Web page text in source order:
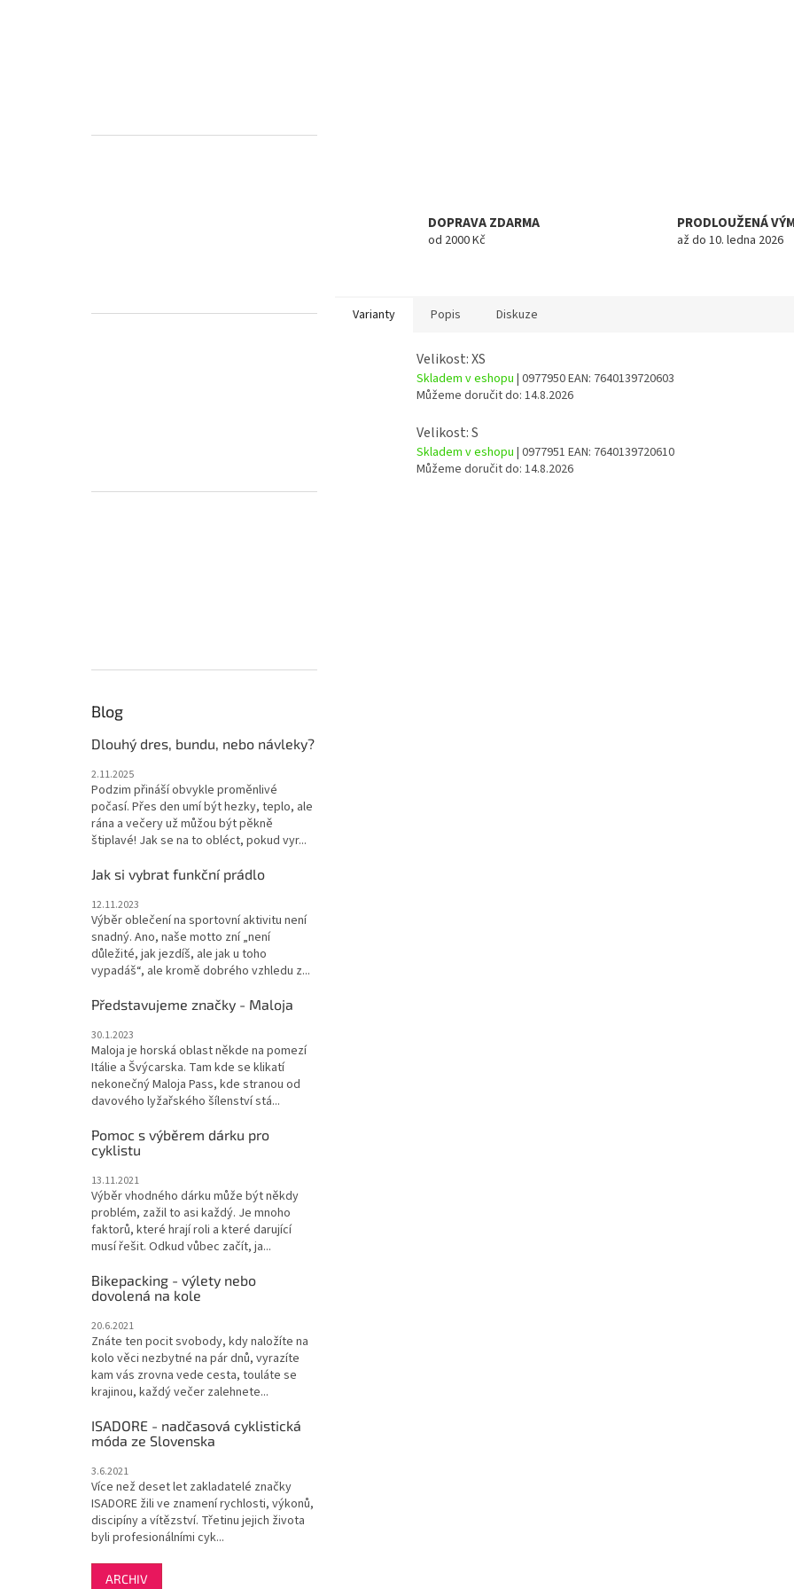
Blog
Dlouhý dres, bundu, nebo návleky?
2.11.2025
Podzim přináší obvykle proměnlivé
počasí. Přes den umí být hezky, teplo, ale
rána a večery už můžou být pěkně
štiplavé! Jak se na to obléct, pokud vyr...
Jak si vybrat funkční prádlo
12.11.2023
Výběr oblečení na sportovní aktivitu není
snadný. Ano, naše motto zní „není
důležité, jak jezdíš, ale jak u toho
vypadáš“, ale kromě dobrého vzhledu z...
Představujeme značky - Maloja
30.1.2023
Maloja je horská oblast někde na pomezí
Itálie a Švýcarska. Tam kde se klikatí
nekonečný Maloja Pass, kde stranou od
davového lyžařského šílenství stá...
Pomoc s výběrem dárku pro
cyklistu
13.11.2021
Výběr vhodného dárku může být někdy
problém, zažil to asi každý. Je mnoho
faktorů, které hrají roli a které darující
musí řešit. Odkud vůbec začít, ja...
Bikepacking - výlety nebo
dovolená na kole
20.6.2021
Znáte ten pocit svobody, kdy naložíte na
kolo věci nezbytné na pár dnů, vyrazíte
kam vás zrovna vede cesta, touláte se
krajinou, každý večer zalehnete...
ISADORE - nadčasová cyklistická
móda ze Slovenska
3.6.2021
Více než deset let zakladatelé značky
ISADORE žili ve znamení rychlosti, výkonů,
discipíny a vítězství. Třetinu jejich života
byli profesionálními cyk...
ARCHIV
DOPRAVA ZDARMA
od 2000 Kč
PRODLOUŽENÁ
až do 10. ledna 2026
Varianty Popis Diskuze
Velikost: XS
Skladem v eshopu | 0977950EAN: 7640139720603
Můžeme doručit do: 14.8.2026
Velikost: S
Skladem v eshopu | 0977951 EAN: 7640139720610
Můžeme doručit do: 14.8.2026